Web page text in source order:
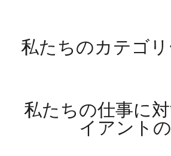
私たちのカテゴリ
私たちの仕事に
イアント